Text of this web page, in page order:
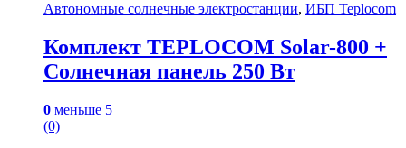
Автономные солнечные электростанции, ИБП Teplocom
Комплект TEPLOCOM Solar-800 +
Солнечная панель 250 Вт
0 меньше 5
(0)